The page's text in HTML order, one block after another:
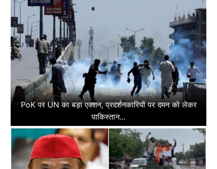
PoK पर UN का बड़ा एक्शन, प्रदर्शनकारियों पर दमन को लेकर
पाकिस्तान...